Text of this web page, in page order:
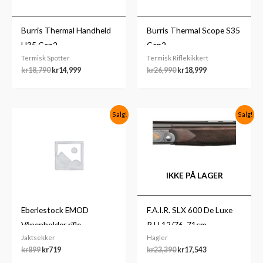
Burris Thermal Handheld
H35 Gen2
Termisk Spotter
kr18,790kr14,999
Burris Thermal Scope S35
Gen2
Termisk Riflekikkert
kr26,990kr18,999
Salg!
Eberlestock EMOD
Våpenholder rifle
Doppelganger
Jaktsekker
kr899
kr899.
kr719
kr719.
Salg!
IKKE PÅ LAGER
F.A.I.R. SLX 600 De Luxe
R.H 12/76, 71cm
Hagler
kr23,390
pris
var:
kr23,390.
kr17,543
Nåværende
pris
er:
kr17,543.